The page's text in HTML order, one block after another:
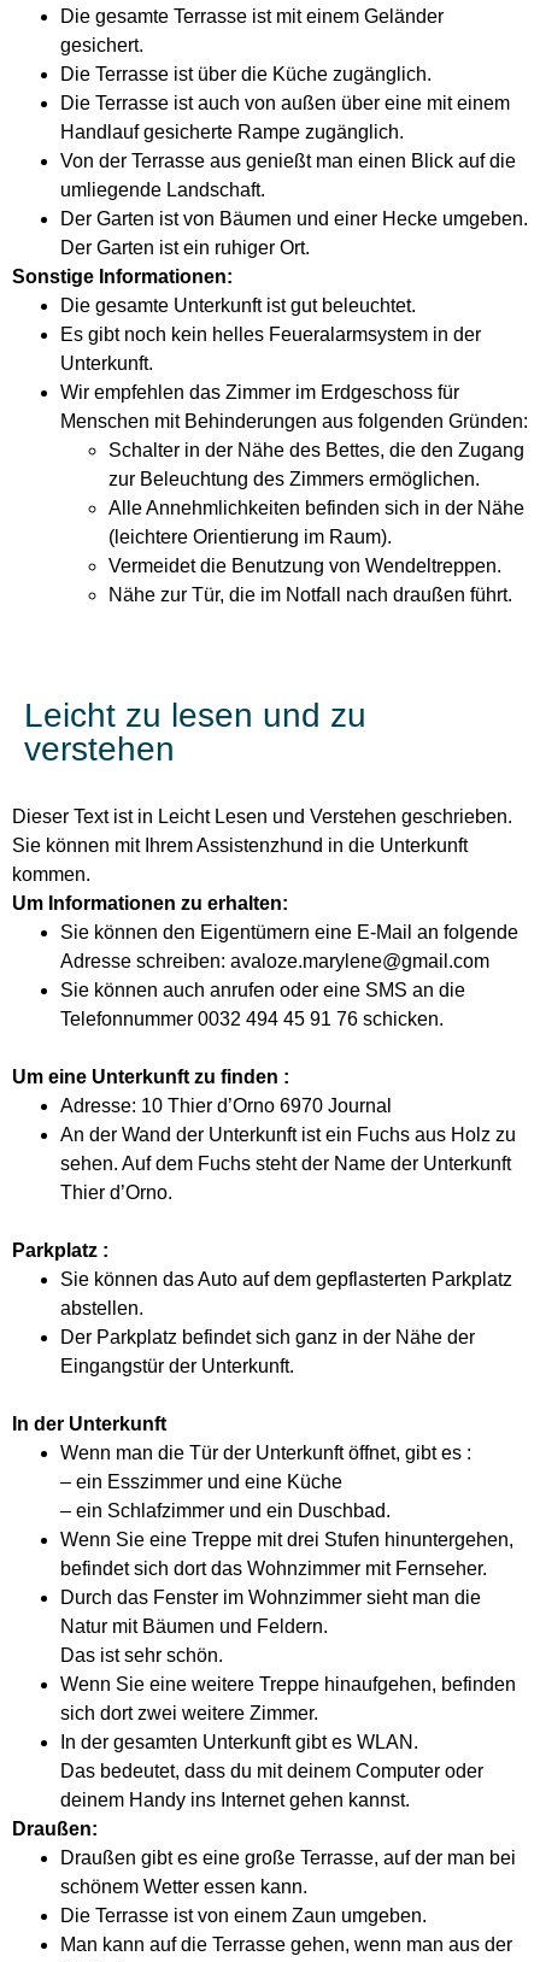
Die gesamte Terrasse ist mit einem Geländer
gesichert.
Die Terrasse ist über die Küche zugänglich.
Die Terrasse ist auch von außen über eine mit einem
Handlauf gesicherte Rampe zugänglich.
Von der Terrasse aus genießt man einen Blick auf die
umliegende Landschaft.
Der Garten ist von Bäumen und einer Hecke umgeben.
Der Garten ist ein ruhiger Ort.
Sonstige Informationen:
Die gesamte Unterkunft ist gut beleuchtet.
Es gibt noch kein helles Feueralarmsystem in der
Unterkunft.
Wir empfehlen das Zimmer im Erdgeschoss für
Menschen mit Behinderungen aus folgenden Gründen:
Schalter in der Nähe des Bettes, die den Zugang
zur Beleuchtung des Zimmers ermöglichen.
Alle Annehmlichkeiten befinden sich in der Nähe
(leichtere Orientierung im Raum).
Vermeidet die Benutzung von Wendeltreppen.
Nähe zur Tür, die im Notfall nach draußen führt.
Leicht zu lesen und zu
verstehen
Dieser Text ist in Leicht Lesen und Verstehen geschrieben.
Sie können mit Ihrem Assistenzhund in die Unterkunft
kommen.
Um Informationen zu erhalten:
Sie können den Eigentümern eine E-Mail an folgende
Adresse schreiben: avaloze.marylene@gmail.com
Sie können auch anrufen oder eine SMS an die
Telefonnummer 0032 494 45 91 76 schicken.
Um eine Unterkunft zu finden :
Adresse: 10 Thier d’Orno 6970 Journal
An der Wand der Unterkunft ist ein Fuchs aus Holz zu
sehen. Auf dem Fuchs steht der Name der Unterkunft
Thier d’Orno.
Parkplatz :
Sie können das Auto auf dem gepflasterten Parkplatz
abstellen.
Der Parkplatz befindet sich ganz in der Nähe der
Eingangstür der Unterkunft.
In der Unterkunft
Wenn man die Tür der Unterkunft öffnet, gibt es :
– ein Esszimmer und eine Küche
– ein Schlafzimmer und ein Duschbad.
Wenn Sie eine Treppe mit drei Stufen hinuntergehen,
befindet sich dort das Wohnzimmer mit Fernseher.
Durch das Fenster im Wohnzimmer sieht man die
Natur mit Bäumen und Feldern.
Das ist sehr schön.
Wenn Sie eine weitere Treppe hinaufgehen, befinden
sich dort zwei weitere Zimmer.
In der gesamten Unterkunft gibt es WLAN.
Das bedeutet, dass du mit deinem Computer oder
deinem Handy ins Internet gehen kannst.
Draußen:
Draußen gibt es eine große Terrasse, auf der man bei
schönem Wetter essen kann.
Die Terrasse ist von einem Zaun umgeben.
Man kann auf die Terrasse gehen, wenn man aus der